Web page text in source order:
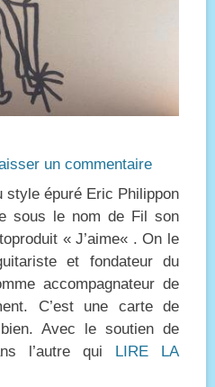
un commentaire
style épuré Eric Philippon
sous le nom de Fil son
« J’aime« . On le
et fondateur du
accompagnateur de
C’est une carte de
Avec le soutien de
l’autre qui LIRE LA